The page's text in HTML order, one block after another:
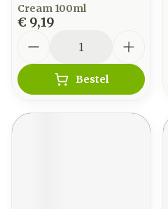
Cream 100ml
€ 9,19
Bestel